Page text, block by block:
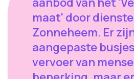
maat' door
Zonneheem. Er
aangepaste
vervoer van